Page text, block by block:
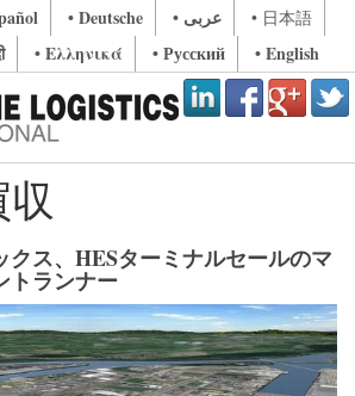
• Deutsche • عربى • 日本語
• Ελληνικά • Русский • English
クス、HESターミナルセールのマ
トランナー